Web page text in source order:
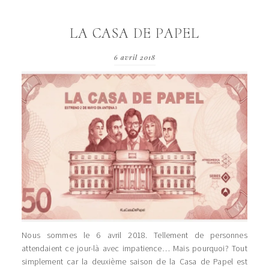
LA CASA DE PAPEL
6 avril 2018
Nous sommes le 6 avril 2018. Tellement de personnes
attendaient ce jour-là avec impatience… Mais pourquoi? Tout
simplement car la deuxième saison de la Casa de Papel est